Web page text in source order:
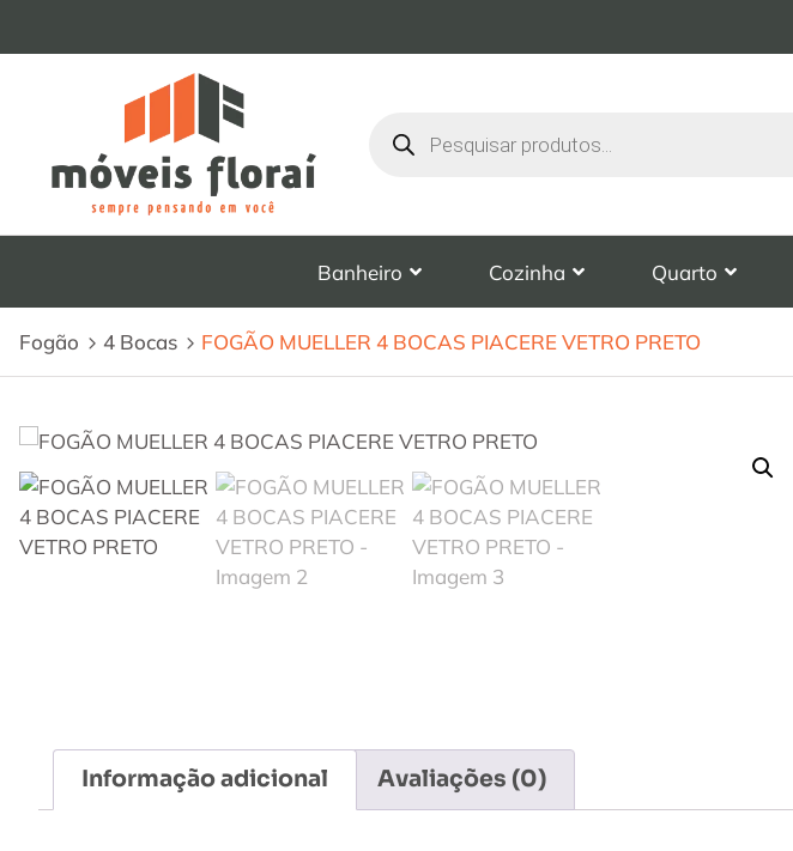
Banheiro Cozinha Quarto
Fogão 4 Bocas FOGÃO MUELLER 4 BOCAS PIACERE VETRO PRETO
Informação adicional Avaliações (0)